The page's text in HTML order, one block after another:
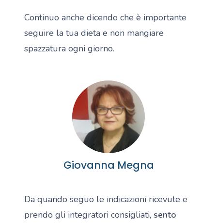
Continuo anche dicendo che è importante
seguire la tua dieta e non mangiare
spazzatura ogni giorno.
Giovanna Megna
Da quando seguo le indicazioni ricevute e
prendo gli integratori consigliati, sento